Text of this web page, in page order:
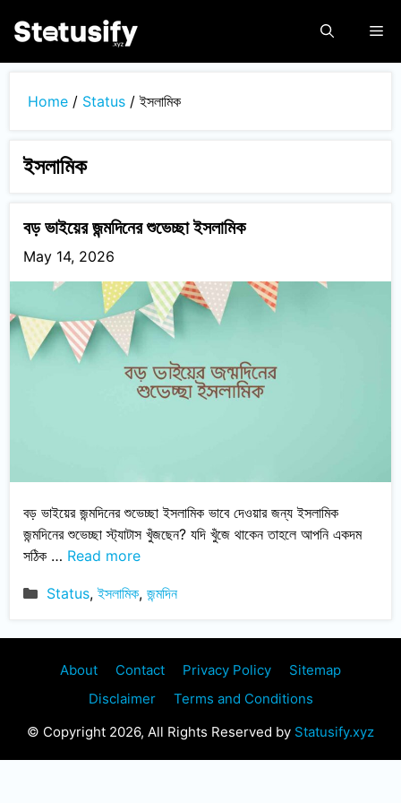
Home / Status /ইসলামিক
ইসলামিক
বড় ভাইয়ের জন্মদিনের শুভেচ্ছা ইসলামিক
May 14, 2026
বড় ভাইয়ের জন্মদিনের শুভেচ্ছা ইসলামিক ভাবে দেওয়ার জন্য ইসলামিক
জন্মদিনের শুভেচ্ছা স্ট্যাটাস খুঁজছেন? যদি খুঁজে থাকেন তাহলে আপনি একদম
সঠিক … Read more
Categories
Status,ইসলামিক, জন্মদিন
About Contact Privacy Policy
Sitemap
Disclaimer
Terms and Conditions
© Copyright 2026, All Rights Reserved by Statusify.xyz